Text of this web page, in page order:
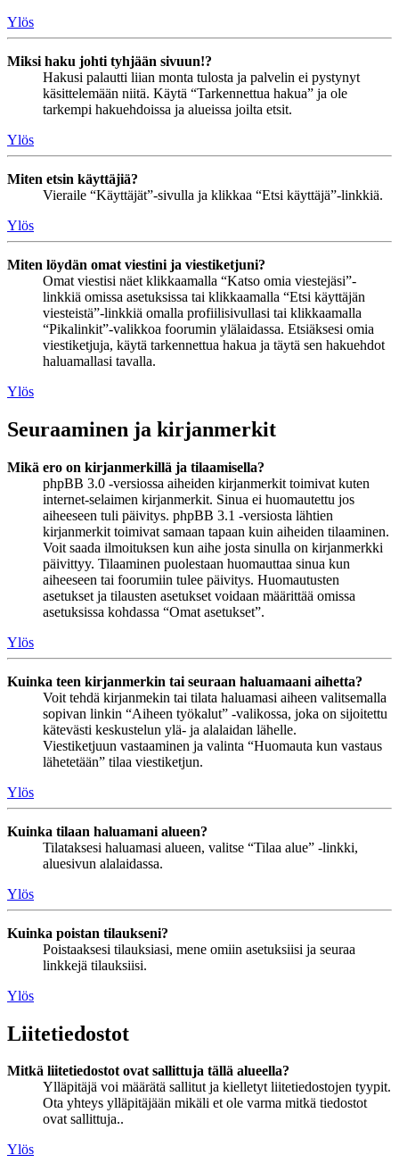
Ylös
Miksi haku johti tyhjään sivuun!?
Hakusi palautti liian monta tulosta ja palvelin ei pystynyt
käsittelemään niitä. Käytä “Tarkennettua hakua” ja ole
tarkempi hakuehdoissa ja alueissa joilta etsit.
Ylös
Miten etsin käyttäjiä?
Vieraile “Käyttäjät”-sivulla ja klikkaa “Etsi käyttäjä”-linkkiä.
Ylös
Miten löydän omat viestini ja viestiketjuni?
Omat viestisi näet klikkaamalla “Katso omia viestejäsi”-
linkkiä omissa asetuksissa tai klikkaamalla “Etsi käyttäjän
viesteistä”-linkkiä omalla profiilisivullasi tai klikkaamalla
“Pikalinkit”-valikkoa foorumin ylälaidassa. Etsiäksesi omia
viestiketjuja, käytä tarkennettua hakua ja täytä sen hakuehdot
haluamallasi tavalla.
Ylös
Seuraaminen ja kirjanmerkit
Mikä ero on kirjanmerkillä ja tilaamisella?
phpBB 3.0 -versiossa aiheiden kirjanmerkit toimivat kuten
internet-selaimen kirjanmerkit. Sinua ei huomautettu jos
aiheeseen tuli päivitys. phpBB 3.1 -versiosta lähtien
kirjanmerkit toimivat samaan tapaan kuin aiheiden tilaaminen.
Voit saada ilmoituksen kun aihe josta sinulla on kirjanmerkki
päivittyy. Tilaaminen puolestaan huomauttaa sinua kun
aiheeseen tai foorumiin tulee päivitys. Huomautusten
asetukset ja tilausten asetukset voidaan määrittää omissa
asetuksissa kohdassa “Omat asetukset”.
Ylös
Kuinka teen kirjanmerkin tai seuraan haluamaani aihetta?
Voit tehdä kirjanmekin tai tilata haluamasi aiheen valitsemalla
sopivan linkin “Aiheen työkalut” -valikossa, joka on sijoitettu
kätevästi keskustelun ylä- ja alalaidan lähelle.
Viestiketjuun vastaaminen ja valinta “Huomauta kun vastaus
lähetetään” tilaa viestiketjun.
Ylös
Kuinka tilaan haluamani alueen?
Tilataksesi haluamasi alueen, valitse “Tilaa alue” -linkki,
aluesivun alalaidassa.
Ylös
Kuinka poistan tilaukseni?
Poistaaksesi tilauksiasi, mene omiin asetuksiisi ja seuraa
linkkejä tilauksiisi.
Ylös
Liitetiedostot
Mitkä liitetiedostot ovat sallittuja tällä alueella?
Ylläpitäjä voi määrätä sallitut ja kielletyt liitetiedostojen tyypit.
Ota yhteys ylläpitäjään mikäli et ole varma mitkä tiedostot
ovat sallittuja..
Ylös